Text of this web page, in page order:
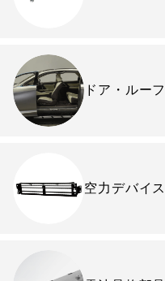
ドア・ルーフ
空力デバイス